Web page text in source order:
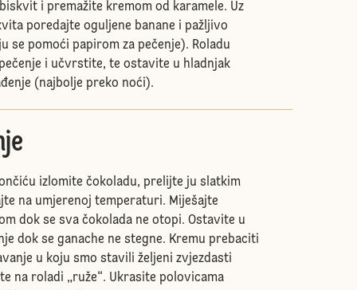
i premažite kremom od karamele. Uz
poredajte oguljene banane i pažljivo
se pomoći papirom za pečenje). Roladu
i učvrstite, te ostavite u hladnjak
(najbolje preko noći).
izlomite čokoladu, prelijte ju slatkim
na umjerenoj temperaturi. Miješajte
dok se sva čokolada ne otopi. Ostavite u
dok se ganache ne stegne. Kremu prebaciti
u koju smo stavili željeni zvjezdasti
na roladi „ruže“. Ukrasite polovicama